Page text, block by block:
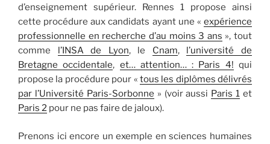
d’enseignement supérieur. Rennes 1 propose ainsi
cette procédure aux candidats ayant une « expérience
professionnelle en recherche d’au moins 3 ans », tout
comme
l’INSA de Lyon, le Cnam,
l’université de
Bretagne occidentale, et… attention… : Paris 4! qui
propose la procédure pour « tous les diplômes délivrés
par l’Université Paris-Sorbonne » (voir aussi Paris 1 et
Paris 2 pour ne pas faire de jaloux).
Prenons ici encore un exemple en sciences humaines